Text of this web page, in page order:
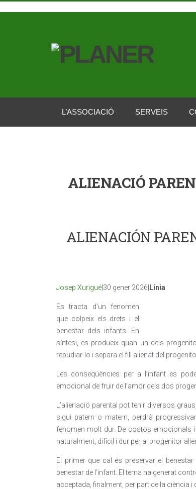
L’ASSOCIACIÓ SERVEIS
ALIENACIÓ
ALIENACIÓN
Josep Xurigué |30 gener 2026| Línia
Es tracta d’un fenomen
que colpeix els drets i el
benestar dels infants. En
síntesi, es produeix quan un dels
repudiar-lo i separa el fill alienat del
Les conseqüències per a l’infant es
emocional de fruir de l’amor dels dos
L’alienació parental pot tenir diversos
sigui patern o matern, perdrà
fenomen molt dur. De costos emocionals i
naturalment, difícil i dur per al progenitor
El primer que cal és preservar el
benestar de l’infant. El tema ha generat
acceptada, finalment, per part de la ciència